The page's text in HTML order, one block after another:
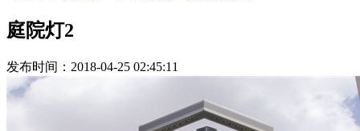
庭院灯2
发布时间：2018-04-25 02:45:11